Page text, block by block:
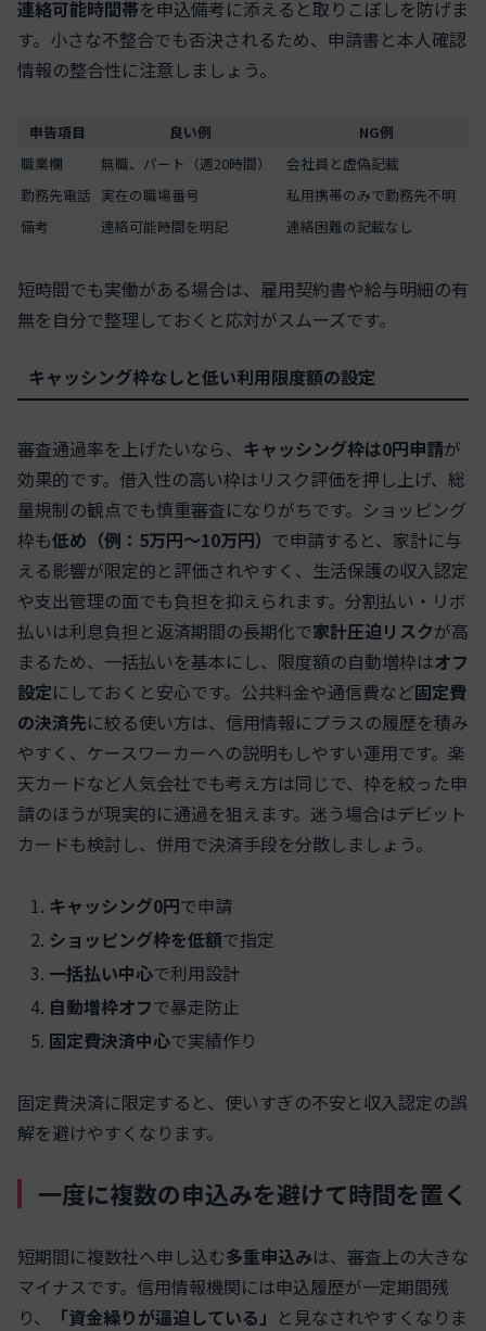
連絡可能時間帯を申込備考に添えると取りこぼしを防げま
す。小さな不整合でも否決されるため、申請書と本人確認
情報の整合性に注意しましょう。
申告項目 良い例
NG例
職業欄
無職、パート（週20時間）
会社員と虚偽記載
勤務先電話 実在の職場番号
私用携帯のみで勤務先不明
備考
連絡可能時間を明記 連絡困難の記載なし
短時間でも実働がある場合は、雇用契約書や給与明細の有
無を自分で整理しておくと応対がスムーズです。
キャッシング枠なしと低い利用限度額の設定
審査通過率を上げたいなら、 キャッシング枠は0円申請が
効果的です。借入性の高い枠はリスク評価を押し上げ、総
量規制の観点でも慎重審査になりがちです。ショッピング
枠も低め（例：5万円〜10万円） で申請すると、家計に与
える影響が限定的と評価されやすく、生活保護の収入認定
や支出管理の面でも負担を抑えられます。分割払い・リボ
払いは利息負担と返済期間の長期化で家計圧迫リスクが高
まるため、一括払いを基本にし、限度額の自動増枠はオフ
設定にしておくと安心です。公共料金や通信費など固定費
の決済先に絞る使い方は、信用情報にプラスの履歴を積み
やすく、ケースワーカーへの説明もしやすい運用です。楽
天カードなど人気会社でも考え方は同じで、枠を絞った申
請のほうが現実的に通過を狙えます。迷う場合はデビット
カードも検討し、併用で決済手段を分散しましょう。
キャッシング0円で申請
ショッピング枠を低額で指定
一括払い中心で利用設計
自動増枠オフで暴走防止
固定費決済中心で実績作り
固定費決済に限定すると、使いすぎの不安と収入認定の誤
解を避けやすくなります。
一度に複数の申込みを避けて時間を置く
短期間に複数社へ申し込む多重申込みは、審査上の大きな
マイナスです。信用情報機関には申込履歴が一定期間残
り、
「資金繰りが逼迫している」 と見なされやすくなりま